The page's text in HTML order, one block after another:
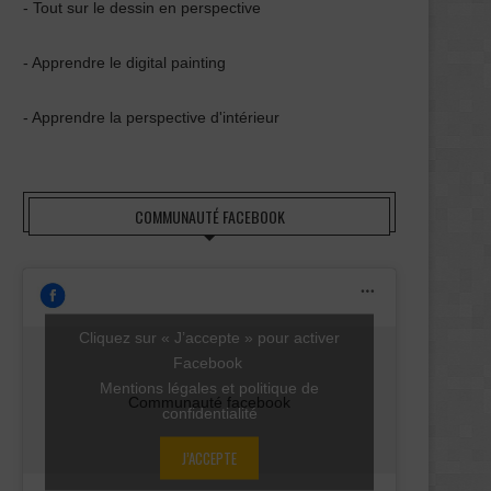
- Tout sur le dessin en perspective
- Apprendre le digital painting
- Apprendre la perspective d'intérieur
COMMUNAUTÉ FACEBOOK
Communauté facebook
Cliquez sur « J’accepte » pour activer
Facebook
Mentions légales et politique de
confidentialité
J’ACCEPTE